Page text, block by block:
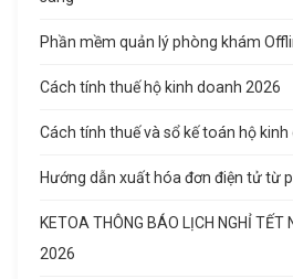
Phần mềm quản lý phòng khám
Cách tính thuế hộ kinh doanh 2026
Cách tính thuế và sổ kế toán hộ
Hướng dẫn xuất hóa đơn điện tử từ
KETOA THÔNG BÁO LỊCH NGHỈ TẾT
2026